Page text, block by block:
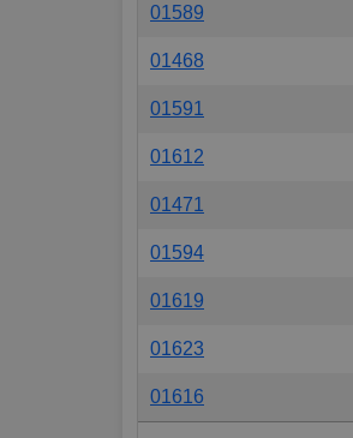
01589
01468
01591
01612
01471
01594
01619
01623
01616